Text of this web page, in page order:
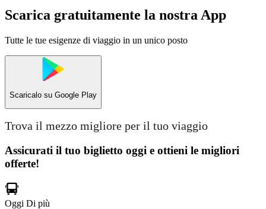
Scarica gratuitamente la nostra App
Tutte le tue esigenze di viaggio in un unico posto
Scaricalo su Google Play
Trova il mezzo migliore per il tuo viaggio
Assicurati il ​​tuo biglietto oggi e ottieni le migliori
offerte!
Oggi Di più